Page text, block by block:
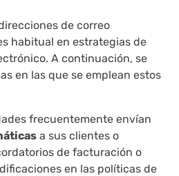
de correo
habitual en estrategias de
A continuación, se
en las que se emplean estos
frecuentemente envían
a sus clientes o
de facturación o
en las políticas de